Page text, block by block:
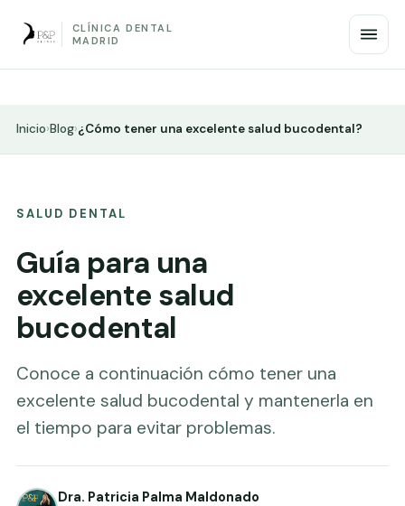
CLÍNICA DENTAL
MADRID
Inicio›Blog›¿Cómo tener una excelente salud bucodental?
SALUD DENTAL
Guía para una
excelente salud
bucodental
Conoce a continuación cómo tener una
excelente salud bucodental y mantenerla en
el tiempo para evitar problemas.
Dra. Patricia Palma Maldonado